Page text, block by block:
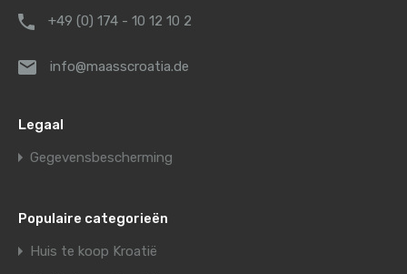
+49 (0) 174 - 10 12 10 2
info@maasscroatia.de
Legaal
Gegevensbescherming
Populaire categorieën
Huis te koop Kroatië